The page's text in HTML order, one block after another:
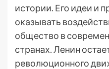
истории. Его идеи и
оказывать
общество в
странах. Ленин
революционного